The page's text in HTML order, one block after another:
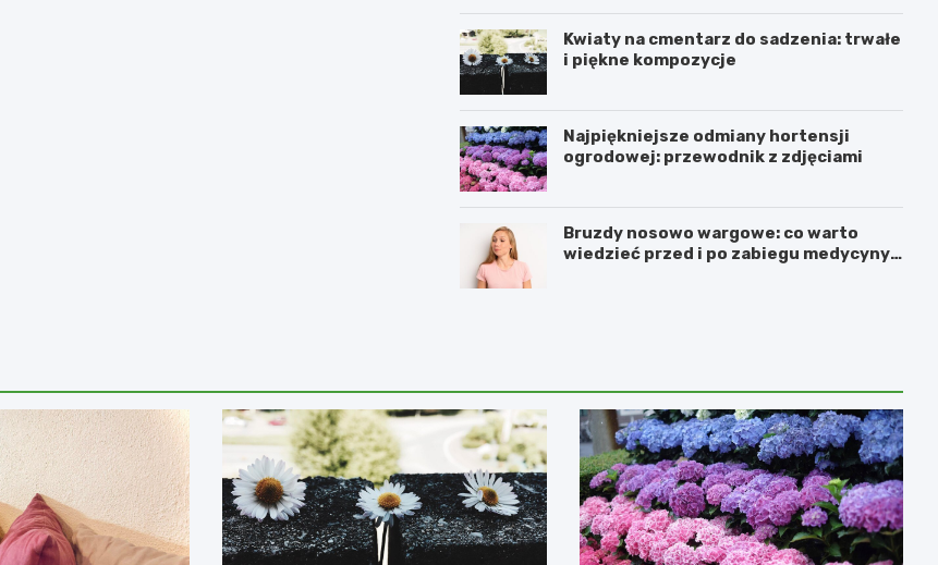
Kwiaty na cmentarz do sadzenia: trwałe
i piękne kompozycje
Najpiękniejsze odmiany hortensji
ogrodowej: przewodnik z zdjęciami
Bruzdy nosowo wargowe: co warto
wiedzieć przed i po zabiegu medycyny